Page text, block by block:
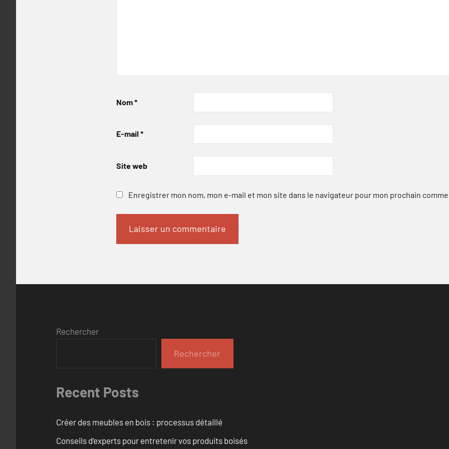
Nom*
E-mail *
Site web
Enregistrer mon nom, mon e-mail et mon site dans le navigateur pour mon prochain
Rechercher
Rechercher
Recent Posts
Créer des meubles en bois : processus détaillé
Conseils d’experts pour entretenir vos produits boisés